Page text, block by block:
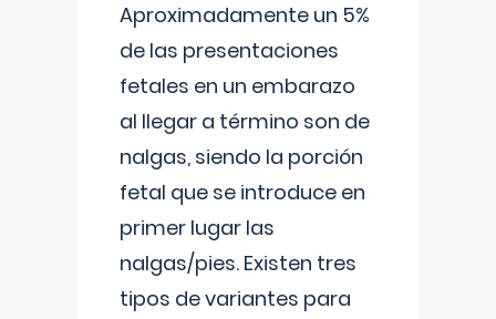
Aproximadamente un 5%
de las presentaciones
fetales en un embarazo
al llegar a término son de
nalgas, siendo la porción
fetal que se introduce en
primer lugar las
nalgas/pies. Existen tres
tipos de variantes para